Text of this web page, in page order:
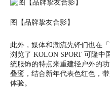
图【品牌挚友合影】
此外，媒体和潮流先锋们也在
浏览了 KOLON SPORT 可隆中
统服饰的特点来重建轻户外的
叠鸾，结合新年代表色红色，
体验。